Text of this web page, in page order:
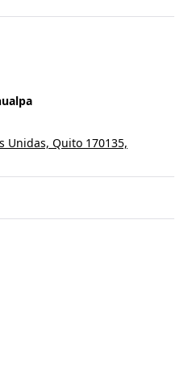
Unidas, Quito 170135,